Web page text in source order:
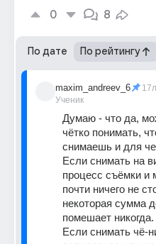
0 8
По дате По рейтингу
maxim_andreev_6
Ученик
Думаю - что да,
чётко понимать,
снимаешь и для
Если снимать на
процесс съёмки и
почти ничего не
некоторая сумма
помешает никогда.
Если снимать чё-